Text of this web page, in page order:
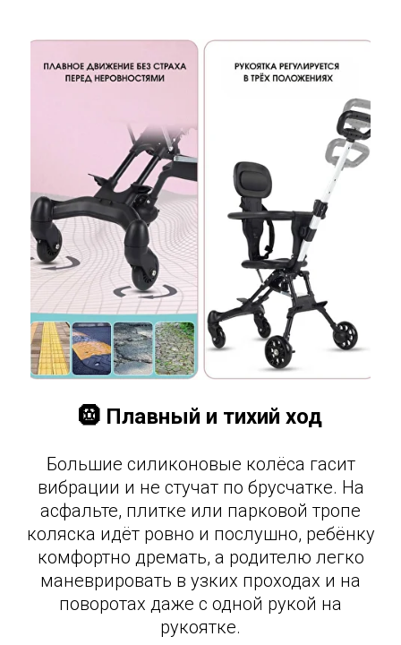
🛞 Плавный и тихий ход
Большие силиконовые колёса гасит
вибрации и не стучат по брусчатке. На
асфальте, плитке или парковой тропе
коляска идёт ровно и послушно, ребёнку
комфортно дремать, а родителю легко
маневрировать в узких проходах и на
поворотах даже с одной рукой на
рукоятке.